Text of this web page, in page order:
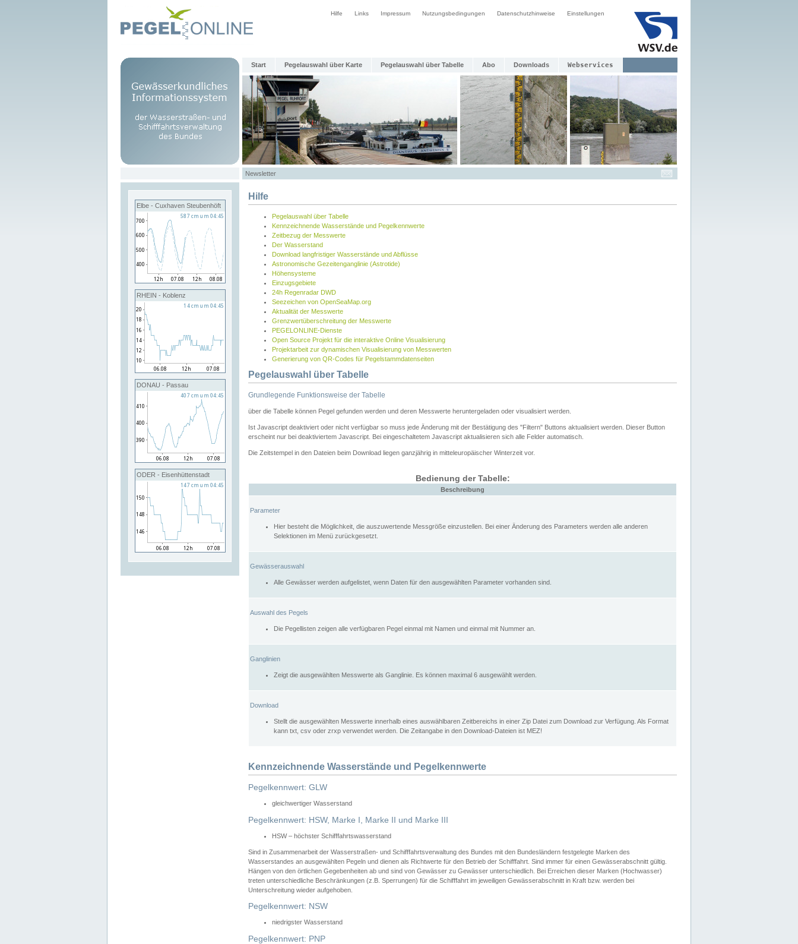
Hilfe Links Impressum Nutzungsbedingungen Datenschutzhinweise Einstellungen
Start Pegelauswahl über Karte Pegelauswahl über Tabelle Abo Downloads Webservices
Newsletter
Elbe - Cuxhaven Steubenhöft
RHEIN - Koblenz
DONAU - Passau
ODER - Eisenhüttenstadt
Hilfe
Pegelauswahl über Tabelle
Kennzeichnende Wasserstände und Pegelkennwerte
Zeitbezug der Messwerte
Der Wasserstand
Download langfristiger Wasserstände und Abflüsse
Astronomische Gezeitenganglinie (Astrotide)
Höhensysteme
Einzugsgebiete
24h Regenradar DWD
Seezeichen von OpenSeaMap.org
Aktualität der Messwerte
Grenzwertüberschreitung der Messwerte
PEGELONLINE-Dienste
Open Source Projekt für die interaktive Online Visualisierung
Projektarbeit zur dynamischen Visualisierung von Messwerten
Generierung von QR-Codes für Pegelstammdatenseiten
Pegelauswahl über Tabelle
Grundlegende Funktionsweise der Tabelle
über die Tabelle können Pegel gefunden werden und deren Messwerte heruntergeladen oder visualisiert werden.
Ist Javascript deaktiviert oder nicht verfügbar so muss jede Änderung mit der Bestätigung des "Filtern" Buttons aktualisiert werden. Dieser Button
erscheint nur bei deaktiviertem Javascript. Bei eingeschaltetem Javascript aktualisieren sich alle Felder automatisch.
Die Zeitstempel in den Dateien beim Download liegen ganzjährig in mitteleuropäischer Winterzeit vor.
Bedienung der Tabelle:
Beschreibung
Parameter
Hier besteht die Möglichkeit, die auszuwertende Messgröße einzustellen. Bei einer Änderung des Parameters werden alle anderen
Selektionen im Menü zurückgesetzt.
Gewässerauswahl
Alle Gewässer werden aufgelistet, wenn Daten für den ausgewählten Parameter vorhanden sind.
Auswahl des Pegels
Die Pegellisten zeigen alle verfügbaren Pegel einmal mit Namen und einmal mit Nummer an.
Ganglinien
Zeigt die ausgewählten Messwerte als Ganglinie. Es können maximal 6 ausgewählt werden.
Download
Stellt die ausgewählten Messwerte innerhalb eines auswählbaren Zeitbereichs in einer Zip Datei zum Download zur Verfügung. Als Format
kann txt, csv oder zrxp verwendet werden. Die Zeitangabe in den Download-Dateien ist MEZ!
Kennzeichnende Wasserstände und Pegelkennwerte
Pegelkennwert: GLW
gleichwertiger Wasserstand
Pegelkennwert: HSW, Marke I, Marke II und Marke III
HSW – höchster Schifffahrtswasserstand
Sind in Zusammenarbeit der Wasserstraßen- und Schifffahrtsverwaltung des Bundes mit den Bundesländern festgelegte Marken des
Wasserstandes an ausgewählten Pegeln und dienen als Richtwerte für den Betrieb der Schifffahrt. Sind immer für einen Gewässerabschnitt gültig.
Hängen von den örtlichen Gegebenheiten ab und sind von Gewässer zu Gewässer unterschiedlich. Bei Erreichen dieser Marken (Hochwasser)
treten unterschiedliche Beschränkungen (z.B. Sperrungen) für die Schifffahrt im jeweiligen Gewässerabschnitt in Kraft bzw. werden bei
Unterschreitung wieder aufgehoben.
Pegelkennwert: NSW
niedrigster Wasserstand
Pegelkennwert: PNP